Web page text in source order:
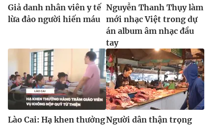
Giả danh nhân viên y tế
lừa đảo người hiến máu
Nguyễn Thanh Thụy làm
mới nhạc Việt trong dự
án album âm nhạc đầu
tay
Lào Cai: Hạ khen thưởngNgười dân thận trọng